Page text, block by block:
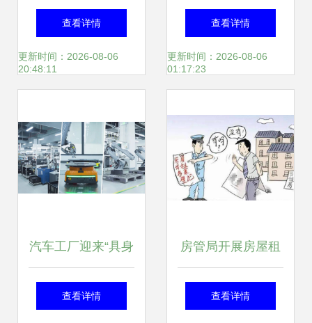
发价格及租赁服务
全解析
查看详情
更新时间：2026-08-06
20:48:11
经营服务规范》标
准正式发布，行业
阶段
查看详情
更新时间：2026-08-06
01:17:23
汽车工厂迎来“具身
智造”，三座标杆工
查看详情
房管局开展房屋租
赁中介机构专项执
查看详情